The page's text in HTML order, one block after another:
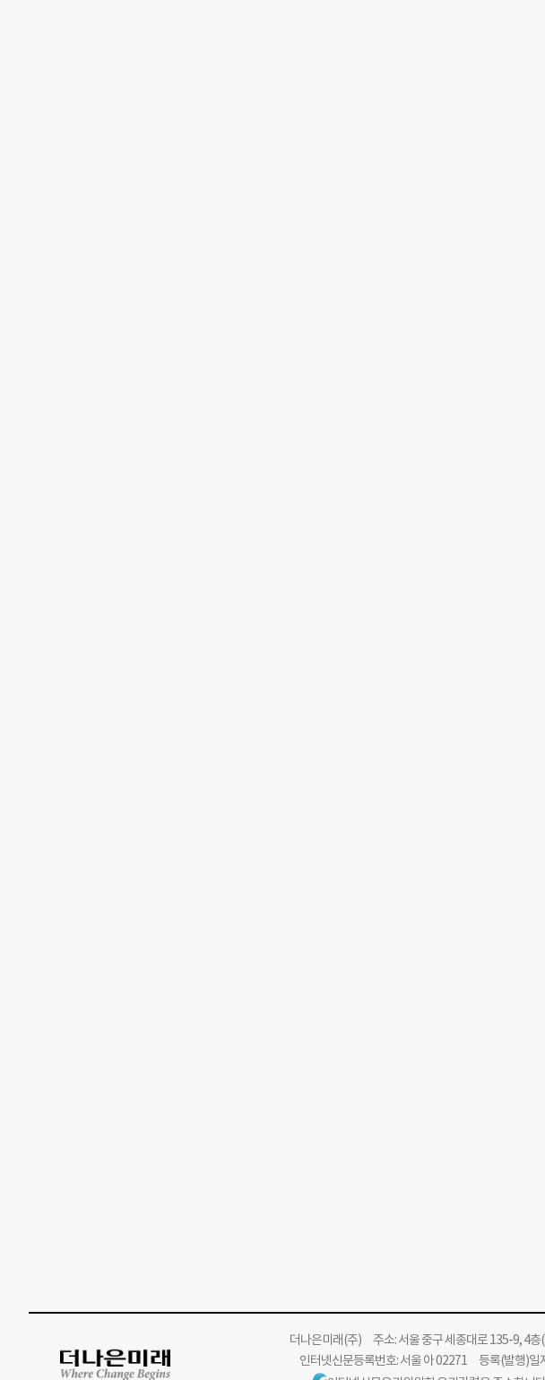
더나은미래(주)주소: 서울 중구 세종대로 135-9, 4
인터넷신문등록번호: 서울 아 02271 등록(발행)